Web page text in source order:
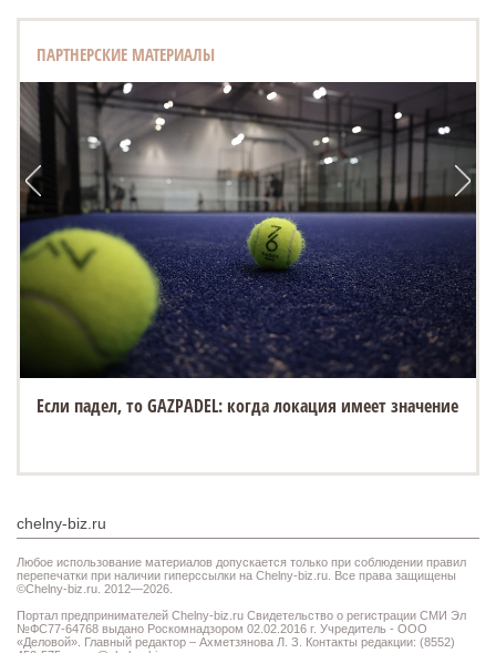
ПАРТНЕРСКИЕ МАТЕРИАЛЫ
Если падел, то GAZPADEL: когда локация имеет значение
chelny-biz.ru
Любое использование материалов допускается только при соблюдении правил
перепечатки при наличии гиперссылки на Chelny-biz.ru. Все права защищены
©Chelny-biz.ru. 2012—2026.
Портал предпринимателей Chelny-biz.ru Свидетельство о регистрации СМИ Эл
№ФС77-64768 выдано Роскомнадзором 02.02.2016 г. Учредитель - ООО
«Деловой». Главный редактор – Ахметзянова Л. З. Контакты редакции: (8552)